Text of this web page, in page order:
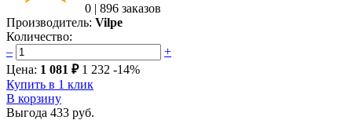
0 | 896 заказов
Производитель: Vilpe
Количество:
–
+
Цена: 1 081 ₽ 1 232 -14%
Купить в 1 клик
В корзину
Выгода 433 руб.